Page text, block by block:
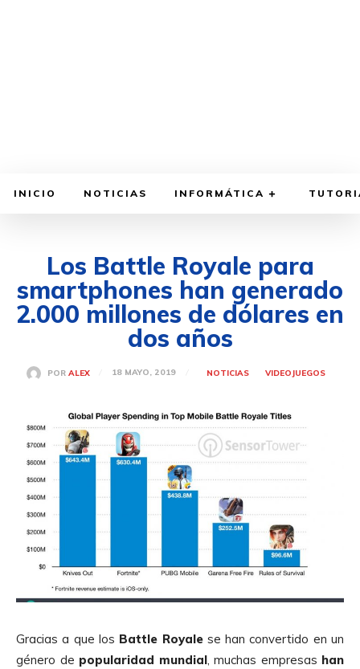
INICIO NOTICIAS INFORMÁTICA
Los Battle Royale para
smartphones han generado
2.000 millones de dólares en
dos años
POR ALEX 18 MAYO, 2019 NOTICIAS VIDEOJUEGOS
Gracias a que los Battle Royalese han convertido en un
género de popularidad mundial, muchas empresas han